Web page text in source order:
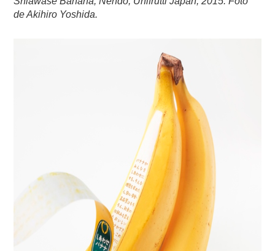
de Akihiro Yoshida.